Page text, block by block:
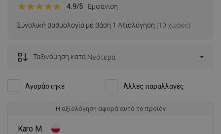
Συνολική βαθμολογία με βάση 1 Αξιολόγηση (10 χώρες)
4.9/5 Εμφάνιση
Αγοράστηκε Άλλες παραλλαγές
Ταξινόμηση κατά:Νεότερα
Η αξιολόγηση αφορά αυτό το προϊόν
Karo M.